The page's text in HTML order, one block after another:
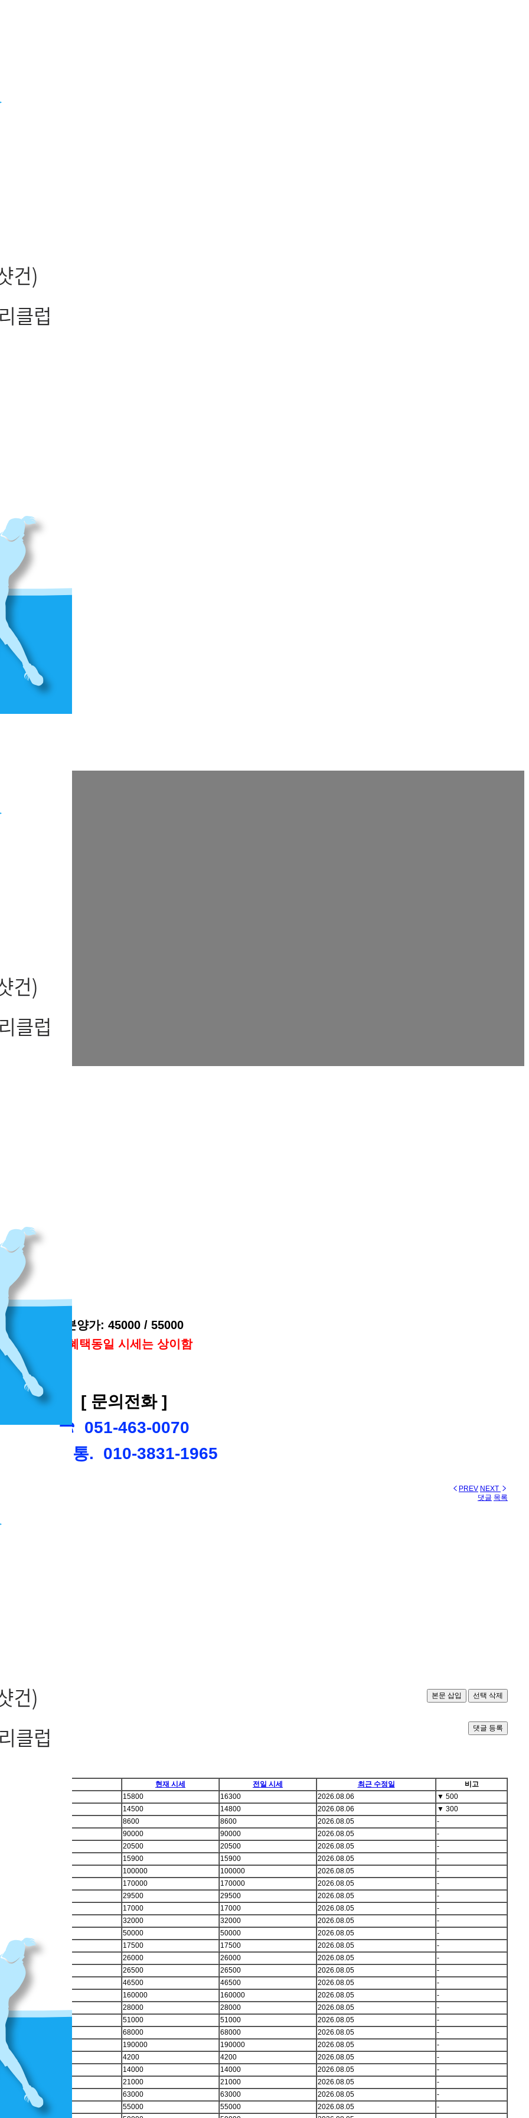
분양가: 45000 / 55000
※혜택동일 시세는 상이함
[ 문의전화 ]
☎ 051-463-0070
☎ 직통. 010-3831-1965
PREV NEXT
댓글 목록
댓글 등록
현재 시세 전일 시세 최근 수정일
비고
15800
16300 2026.08.06 ▼ 500
14500
14800 2026.08.06 ▼ 300
8600
8600 2026.08.05
-
90000
90000 2026.08.05
-
20500
20500 2026.08.05
-
15900
15900 2026.08.05
-
100000
100000 2026.08.05
-
170000
170000 2026.08.05
-
29500
29500 2026.08.05
-
17000
17000 2026.08.05
-
32000
32000 2026.08.05
-
50000
50000 2026.08.05
-
17500
17500 2026.08.05
-
26000
26000 2026.08.05
-
26500
26500 2026.08.05
-
46500
46500 2026.08.05
-
160000
160000 2026.08.05
-
28000
28000 2026.08.05
-
51000
51000 2026.08.05
-
68000
68000 2026.08.05
-
190000
190000 2026.08.05
-
4200
4200 2026.08.05
-
14000
14000 2026.08.05
-
21000
21000 2026.08.05
-
63000
63000 2026.08.05
-
55000
55000 2026.08.05
-